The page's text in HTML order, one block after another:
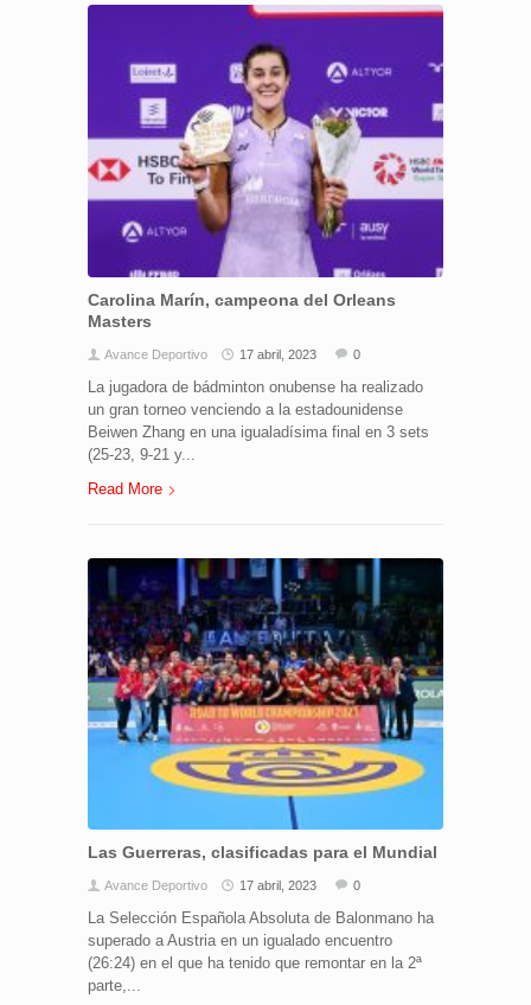
Carolina Marín, campeona del Orleans
Masters
Avance Deportivo 17 abril, 2023 0
La jugadora de bádminton onubense ha realizado
un gran torneo venciendo a la estadounidense
Beiwen Zhang en una igualadísima final en 3 sets
(25-23, 9-21 y...
Read More
Las Guerreras, clasificadas para el Mundial
Avance Deportivo 17 abril, 2023 0
La Selección Española Absoluta de Balonmano ha
superado a Austria en un igualado encuentro
(26:24) en el que ha tenido que remontar en la 2ª
parte,...